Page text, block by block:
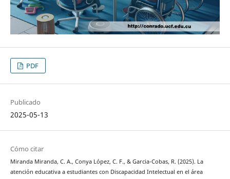
PDF
Publicado
2025-05-13
Cómo citar
Miranda Miranda, C. A., Conya López, C. F., & Garcia-Cobas, R. (2025). La
atención educativa a estudiantes con Discapacidad Intelectual en el área